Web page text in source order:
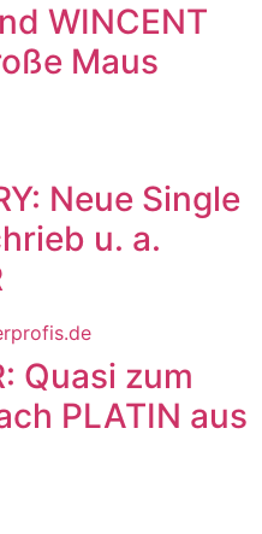
WINCENT
Maus
Neue Single
u. a.
Quasi zum
PLATIN aus